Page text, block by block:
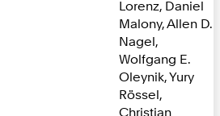
Lorenz, Daniel
Malony, Allen D.
Nagel,
Wolfgang E.
Oleynik, Yury
Rössel,
Christian